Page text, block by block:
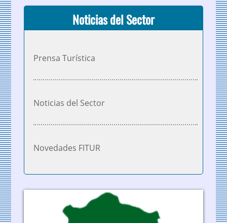
Noticias del Sector
Prensa Turística
Noticias del Sector
Novedades FITUR